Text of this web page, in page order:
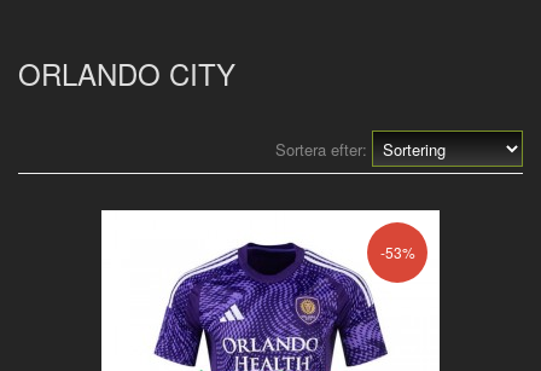
ORLANDO CITY
Sortera efter:
-53%